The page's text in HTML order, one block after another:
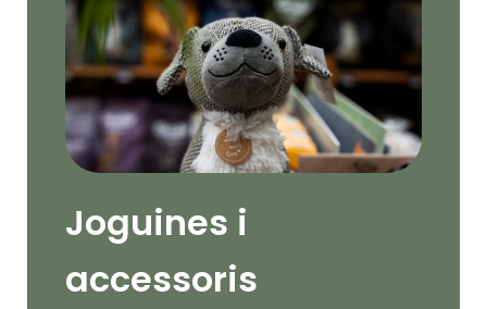
Joguines i
accessoris